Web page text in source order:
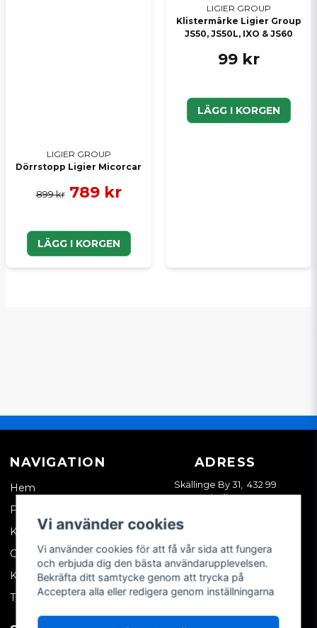
LIGIER GROUP
Dörrstopp Ligier Micorcar
899 kr 789 kr
LÄGG I KORGEN
LIGIER GROUP
Klistermärke Ligier Group
JS50, JS50L, IXO & JS60
99 kr
LÄGG I KORGEN
NAVIGATION
Hem
Företagskund
Kontakta oss
Om oss
Köpvillkor
Tips & trix
ADRESS
Skällinge By 31, 432 99
Skällinge
Vi använder cookies
Vi använder cookies för att få vår sida att fungera
och erbjuda dig den bästa användarupplevelsen.
Bekräfta ditt samtycke genom att trycka på
Acceptera alla eller redigera genom inställningarna